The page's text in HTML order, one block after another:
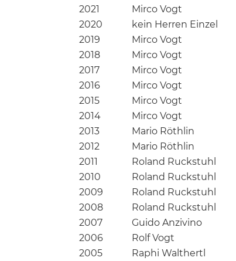
2021
Mirco Vogt
2020
kein Herren Einzel
2019
Mirco Vogt
2018
Mirco Vogt
2017
Mirco Vogt
2016
Mirco Vogt
2015
Mirco Vogt
2014
Mirco Vogt
2013
Mario Röthlin
2012
Mario Röthlin
2011
Roland Ruckstuhl
2010
Roland Ruckstuhl
2009
Roland Ruckstuhl
2008
Roland Ruckstuhl
2007
Guido Anzivino
2006
Rolf Vogt
2005
Raphi Walthertl